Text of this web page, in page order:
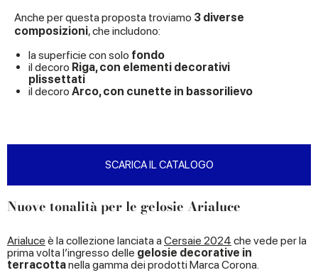
Anche per questa proposta troviamo 3 diverse
composizioni, che includono:
la superficie con solo fondo
il decoro Riga, con elementi decorativi
plissettati
il decoro Arco, con cunette in bassorilievo
SCARICA IL CATALOGO
Nuove tonalità per le gelosie Arialuce
Arialuce è la collezione lanciata a Cersaie 2024 che vede per la
prima volta l’ingresso delle gelosie decorative in
terracottanella gamma dei prodotti Marca Corona.